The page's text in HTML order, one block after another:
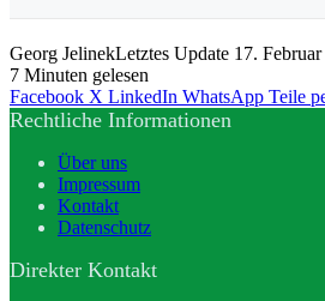
Georg JelinekLetztes Update 17.
7 Minuten gelesen
Facebook X LinkedIn WhatsApp Teile
Rechtliche Informationen
Über uns
Impressum
Kontakt
Datenschutz
Direkter Kontakt